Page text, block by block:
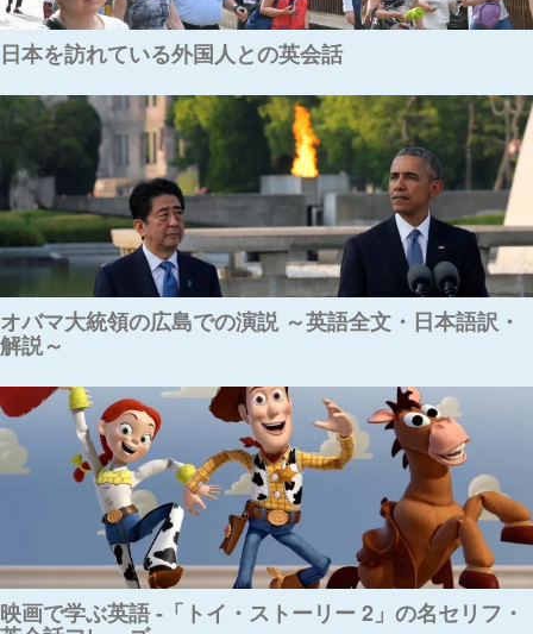
日本を訪れている外国人との英会話
オバマ大統領の広島での演説 ～英語全文・日本語訳・
解説～
映画で学ぶ英語 -「トイ・ストーリー 2」の名セリフ・